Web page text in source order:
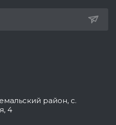
район, с.
4